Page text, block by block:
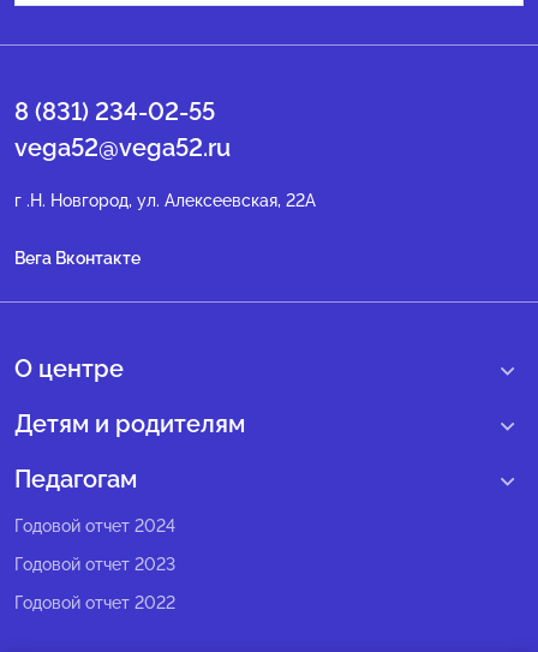
8 (831) 234-02-55
vega52@vega52.ru
г .Н. Новгород, ул. Алексеевская, 22А
Вега Вконтакте
О центре
О нас
Структура регионального центра
Педагогический состав
Попечительский совет
Экспертный совет
Детям и родителям
Учебные интенсивные сборы
Педагогам
Программы Веги
Программы Сириус
Методические рекомендации
Годовой отчет 2024
Годовой отчет 2023
Годовой отчет 2022